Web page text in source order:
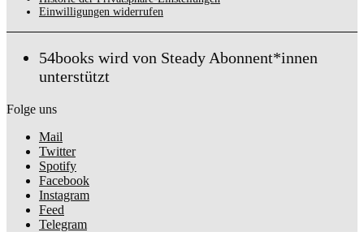
Einwilligungen widerrufen
54books wird von Steady Abonnent*innen
unterstützt
Folge uns
Mail
Twitter
Spotify
Facebook
Instagram
Feed
Telegram